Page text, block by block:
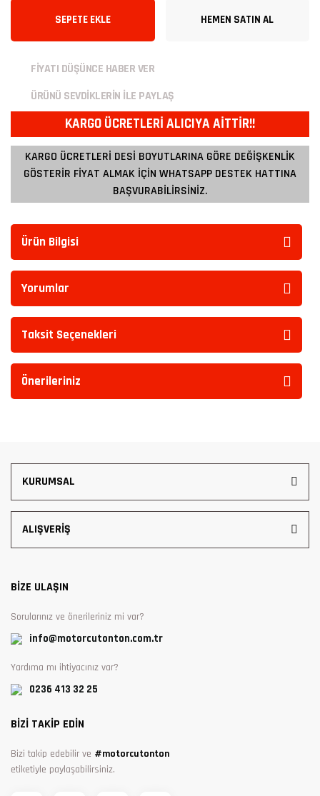
SEPETE EKLE HEMEN SATIN AL
FİYATI DÜŞÜNCE HABER VER
ÜRÜNÜ SEVDİKLERİN İLE PAYLAŞ
KARGO ÜCRETLERİ ALICIYA AİTTİR!!
KARGO ÜCRETLERİ DESİ BOYUTLARINA GÖRE DEĞİŞKENLİK
GÖSTERİR FİYAT ALMAK İÇİN WHATSAPP DESTEK HATTINA
BAŞVURABİLİRSİNİZ.
Ürün Bilgisi
Yorumlar
Taksit Seçenekleri
Önerileriniz
KURUMSAL
ALIŞVERİŞ
BİZE ULAŞIN
Sorularınız ve önerileriniz mi var?
info@motorcutonton.com.tr
Yardıma mı ihtiyacınız var?
0236 413 32 25
BİZİ TAKİP EDİN
Bizi takip edebilir ve #motorcutonton
etiketiyle paylaşabilirsiniz.